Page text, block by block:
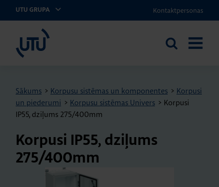
UTU GRUPA Kontaktpersonas
Meklēt
Sākums > Korpusu sistēmas un komponentes > Korpusi
un piederumi > Korpusu sistēmas Univers > Korpusi
IP55, dziļums 275/400mm
Kor­pusi IP55, dzi­ļums
275/400mm